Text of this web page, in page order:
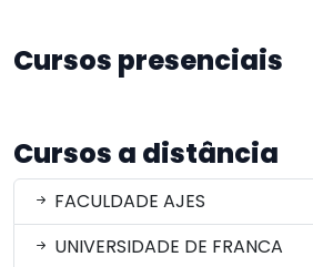
Cursos presenciais
Cursos a distância
FACULDADE AJES
UNIVERSIDADE DE FRANCA